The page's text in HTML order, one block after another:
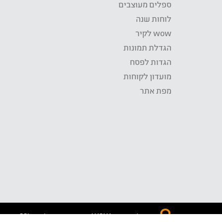
ספלים מעוצבים
לוחות שנה
wow לקיר
הגדלת תמונות
הגדות לפסח
מועדון לקוחות
מפת אתר
התשלום באתר WOW מאובטח בטכנולוגית SSL